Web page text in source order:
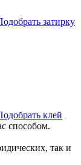
затирку
клей
способом.
так и